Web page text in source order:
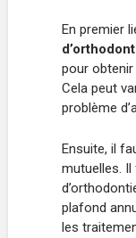
En premier
pour
Cela peut
problème
Ensuite, il
mutuelles.
plafond
les